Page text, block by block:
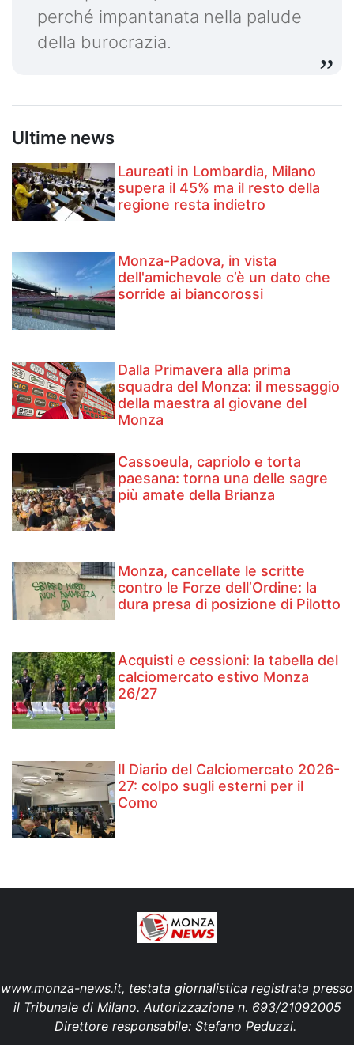
perché impantanata nella palude
della burocrazia.
Ultime news
Laureati in Lombardia, Milano
supera il 45% ma il resto della
regione resta indietro
Monza-Padova, in vista
dell'amichevole c’è un dato che
sorride ai biancorossi
Dalla Primavera alla prima
squadra del Monza: il messaggio
della maestra al giovane del
Monza
Cassoeula, capriolo e torta
paesana: torna una delle sagre
più amate della Brianza
Monza, cancellate le scritte
contro le Forze dell’Ordine: la
dura presa di posizione di Pilotto
Acquisti e cessioni: la tabella del
calciomercato estivo Monza
26/27
Il Diario del Calciomercato 2026-
27: colpo sugli esterni per il
Como
www.monza-news.it, testata giornalistica registrata presso
il Tribunale di Milano. Autorizzazione n. 693/21092005
Direttore responsabile: Stefano Peduzzi.